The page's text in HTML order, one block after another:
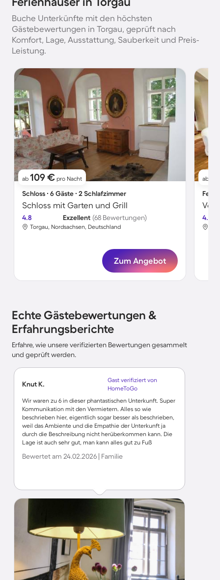
Buche Unterkünfte mit den höchsten
Gästebewertungen in Torgau, geprüft nach
Komfort, Lage, Ausstattung, Sauberkeit und Preis-
Leistung.
ab 109 € pro Nacht
Schloss ∙ 6 Gäste ∙ 2 Schlafzimmer
Schloss mit Garten und Grill
4.8 Exzellent (68 Bewertungen)
Torgau, Nordsachsen, Deutschland
Zum Angebot
ab
4.8
Echte Gästebewertungen &
Erfahrungsberichte
Erfahre, wie unsere verifizierten Bewertungen gesammelt
und geprüft werden.
Knut K.
Gast verifiziert von
HomeToGo
Wir waren zu 6 in dieser phantastischen Unterkunft. Super
Kommunikation mit den Vermietern. Alles so wie
beschrieben hier, eigentlich sogar besser als beschrieben,
weil das Ambiente und die Empathie der Unterkunft ja
durch die Beschreibung nicht herüberkommen kann. Die
Lage ist auch sehr gut, man kann alles gut zu Fuß
Bewertet am 24.02.2026 | Familie